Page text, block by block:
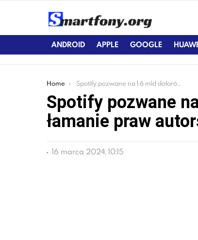
ANDROID APPLE GOOGLE
You are here:
Home Spotify pozwane na 1.6 mld dolarów za łamanie praw autorskich
Spotify pozwane
łamanie praw
16 marca 2024, 10:15